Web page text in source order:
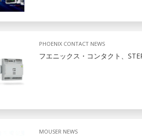
PHOENIX CONTACT NEWS
フエニックス・コンタクト、
MOUSER NEWS